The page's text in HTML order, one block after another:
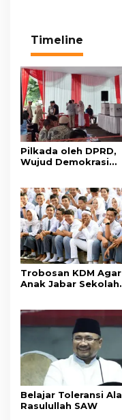
Timeline
Pilkada oleh DPRD,
Wujud Demokrasi
Trobosan KDM Agar
Anak Jabar Sekolah
Belajar Toleransi Ala
Rasulullah SAW